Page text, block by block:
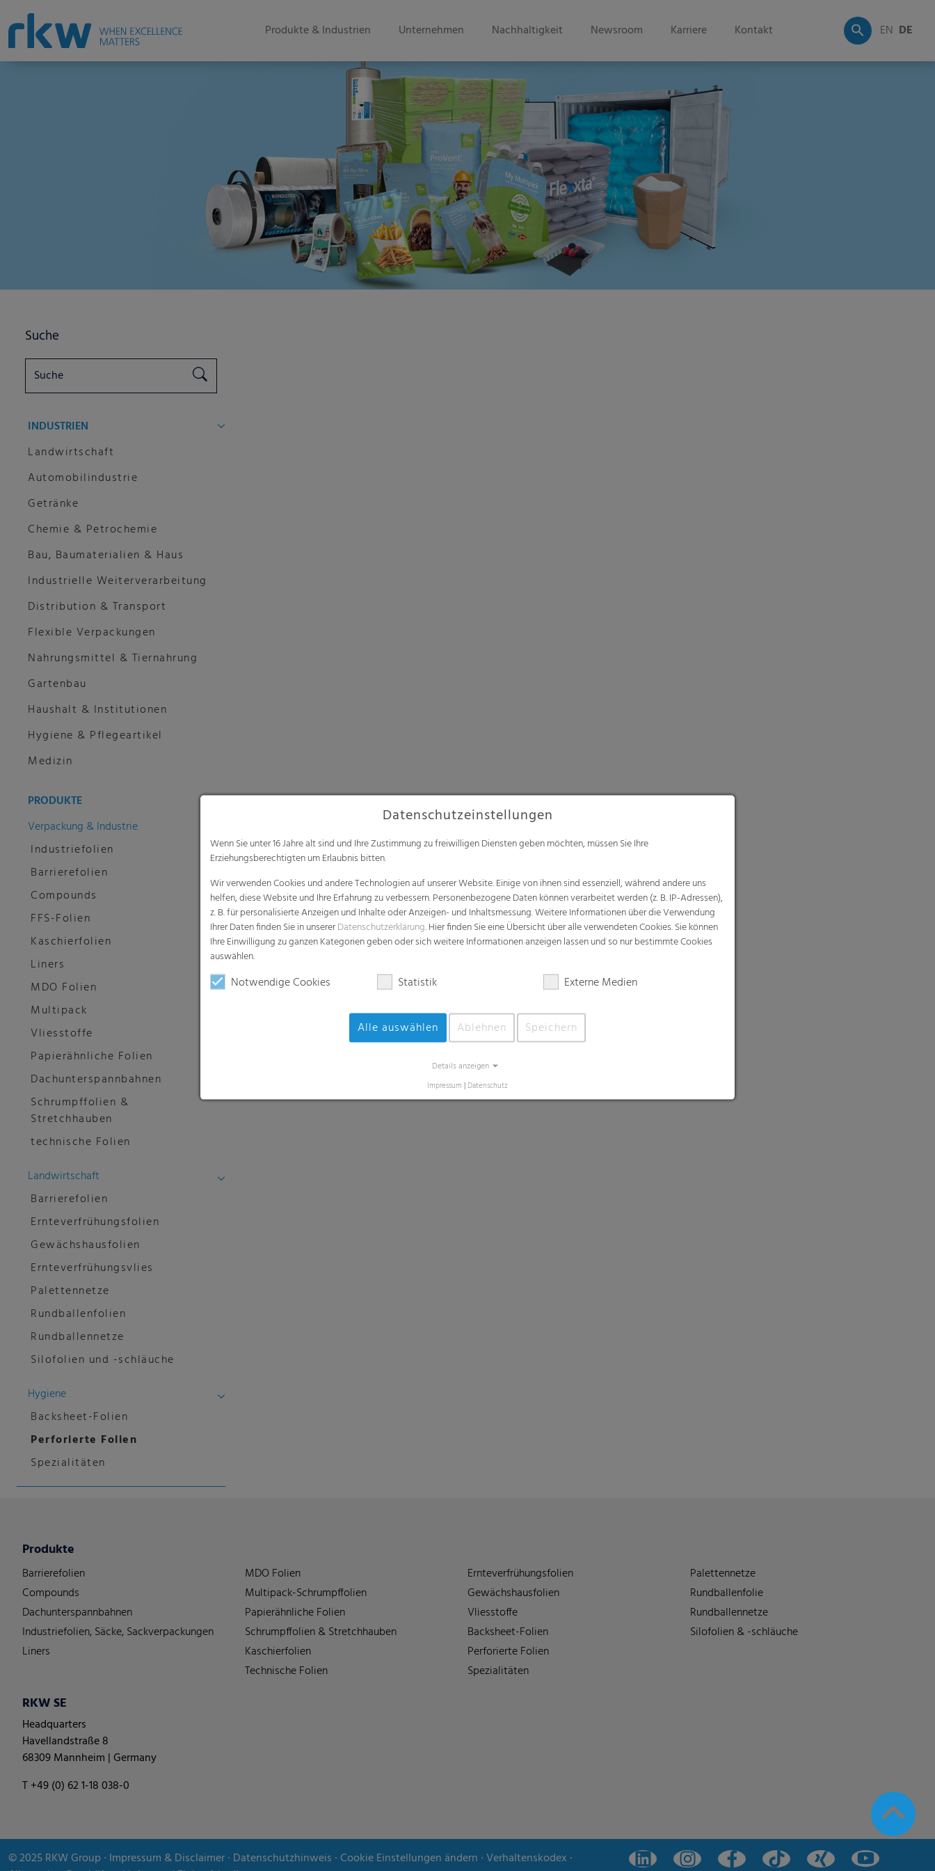
Produkte & Industrien Unternehmen Nachhaltigkeit Newsroom Karriere Kontakt EN DE
Suche
INDUSTRIEN
Landwirtschaft
Automobilindustrie
Getränke
Chemie & Petrochemie
Bau, Baumaterialien & Haus
Industrielle Weiterverarbeitung
Distribution & Transport
Flexible Verpackungen
Nahrungsmittel & Tiernahrung
Gartenbau
Haushalt & Institutionen
Hygiene & Pflegeartikel
Medizin
PRODUKTE
Verpackung & Industrie
Industriefolien
Barrierefolien
Compounds
FFS-Folien
Kaschierfolien
Liners
MDO Folien
Multipack
Vliesstoffe
Papierähnliche Folien
Dachunterspannbahnen
Schrumpffolien &
Stretchhauben
technische Folien
Landwirtschaft
Barrierefolien
Ernteverfrühungsfolien
Gewächshausfolien
Ernteverfrühungsvlies
Palettennetze
Rundballenfolien
Rundballennetze
Silofolien und -schläuche
Hygiene
Backsheet-Folien
Perforierte Folien
Spezialitäten
Datenschutzeinstellungen
Wenn Sie unter 16 Jahre alt sind und Ihre Zustimmung zu freiwilligen Diensten geben möchten, müssen Sie Ihre
Erziehungsberechtigten um Erlaubnis bitten.
Wir verwenden Cookies und andere Technologien auf unserer Website. Einige von ihnen sind essenziell, während andere uns
helfen, diese Website und Ihre Erfahrung zu verbessern. Personenbezogene Daten können verarbeitet werden (z. B. IP-Adressen),
z. B. für personalisierte Anzeigen und Inhalte oder Anzeigen- und Inhaltsmessung. Weitere Informationen über die Verwendung
Ihrer Daten finden Sie in unsererDatenschutzerklärung. Hier finden Sie eine Übersicht über alle verwendeten Cookies. Sie können
Ihre Einwilligung zu ganzen Kategorien geben oder sich weitere Informationen anzeigen lassen und so nur bestimmte Cookies
auswählen.
Notwendige Cookies Statistik Externe Medien
Alle auswählen Ablehnen Speichern
Details anzeigen
Impressum | Datenschutz
Produkte
Barrierefolien
Compounds
Dachunterspannbahnen
Industriefolien, Säcke, Sackverpackungen
Liners
MDO Folien
Multipack-Schrumpffolien
Papierähnliche Folien
Schrumpffolien & Stretchhauben
Kaschierfolien
Technische Folien
Ernteverfrühungsfolien
Gewächshausfolien
Vliesstoffe
Backsheet-Folien
Perforierte Folien
Spezialitäten
Palettennetze
Rundballenfolie
Rundballennetze
Silofolien & -schläuche
RKW SE
Headquarters
Havellandstraße 8
68309 Mannheim | Germany
T +49 (0) 62 1-18 038-0
© 2025RKW Group∙ Impressum & Disclaimer∙ Datenschutzhinweis ∙Cookie Einstellungen ändern ∙Verhaltenskodex ∙